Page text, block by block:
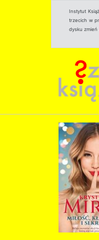
Instytut
trzecich w
dysku zmień